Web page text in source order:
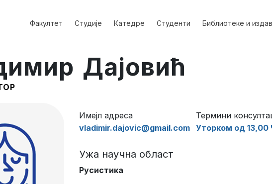
Факултет Студије Катедре Студенти Библиотеке и
Дајовић
Имејл адреса
Термини
vladimir.dajovic@gmail.com
Уторком од 13,00
Ужа научна област
Русистика